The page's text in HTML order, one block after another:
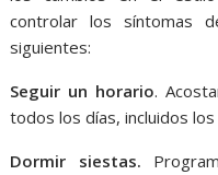
controlar los síntomas
siguientes:
Seguir un horario.
todos los días, incluidos
Dormir siestas.